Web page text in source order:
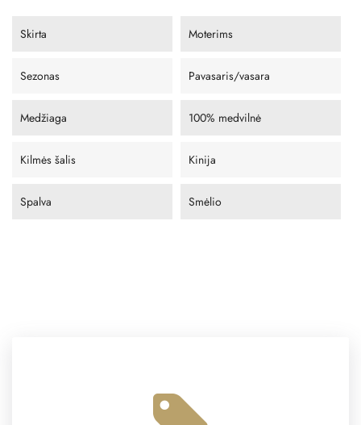
Skirta Moterims
Sezonas Pavasaris/vasara
Medžiaga 100% medvilnė
Kilmės šalis Kinija
Spalva Smėlio